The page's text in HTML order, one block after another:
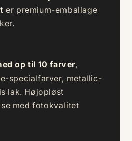
er premium-emballage
op til 10 farver,
specialfarver, metallic-
lak. Højopløst
med fotokvalitet